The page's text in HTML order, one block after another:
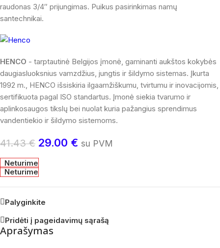
raudonas 3/4″ prijungimas. Puikus pasirinkimas namų
santechnikai.
HENCO - tarptautinė Belgijos įmonė, gaminanti aukštos kokybės
daugiasluoksnius vamzdžius, jungtis ir šildymo sistemas. Įkurta
1992 m., HENCO išsiskiria ilgaamžiškumu, tvirtumu ir inovacijomis,
sertifikuota pagal ISO standartus. Įmonė siekia tvarumo ir
aplinkosaugos tikslų bei nuolat kuria pažangius sprendimus
vandentiekio ir šildymo sistemoms.
41.43€ 29.00 € su PVM
Neturime
Neturime
Palyginkite
Pridėti į pageidavimų sąrašą
Aprašymas